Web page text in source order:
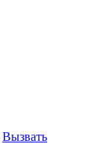
Вызвать